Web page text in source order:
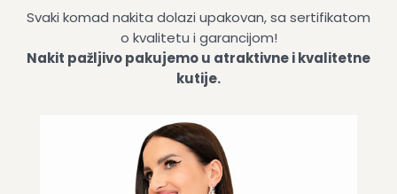
Svaki komad nakita dolazi upakovan, sa sertifikatom
o kvalitetu i garancijom!
Nakit pažljivo pakujemo u atraktivne i kvalitetne
kutije.